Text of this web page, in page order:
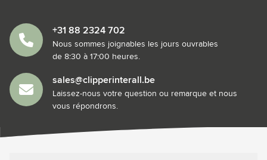
+31 88 2324 702
Nous sommes joignables les jours ouvrables
de 8:30 à 17:00 heures.
sales@clipperinterall.be
Laissez-nous votre question ou remarque et nous
vous répondrons.